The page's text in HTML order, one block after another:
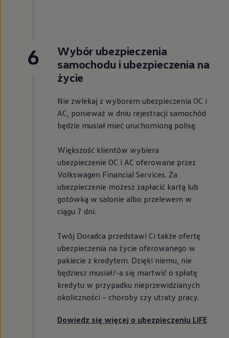
6
Wybór ubezpieczenia
samochodu i ubezpieczenia na
życie
Nie zwlekaj z wyborem ubezpieczenia OC i
AC, ponieważ w dniu rejestracji samochód
będzie musiał mieć uruchomioną polisę.
Większość klientów wybiera
ubezpieczenie OC i AC oferowane przez
Volkswagen Financial Services. Za
ubezpieczenie możesz zapłacić kartą lub
gotówką w salonie albo przelewem w
ciągu 7 dni.
Twój Doradca przedstawi Ci także ofertę
ubezpieczenia na życie oferowanego w
pakiecie z kredytem. Dzięki niemu, nie
będziesz musiał/-a się martwić o spłatę
kredytu w przypadku nieprzewidzianych
okoliczności – choroby czy utraty pracy.
Dowiedz się więcej o ubezpieczeniu LIFE